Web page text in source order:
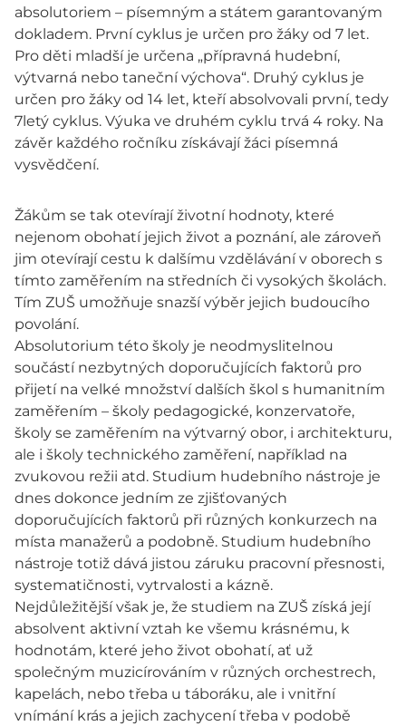
absolutoriem – písemným a státem garantovaným
dokladem. První cyklus je určen pro žáky od 7 let.
Pro děti mladší je určena „přípravná hudební,
výtvarná nebo taneční výchova“. Druhý cyklus je
určen pro žáky od 14 let, kteří absolvovali první, tedy
7letý cyklus. Výuka ve druhém cyklu trvá 4 roky. Na
závěr každého ročníku získávají žáci písemná
vysvědčení.
Žákům se tak otevírají životní hodnoty, které
nejenom obohatí jejich život a poznání, ale zároveň
jim otevírají cestu k dalšímu vzdělávání v oborech s
tímto zaměřením na středních či vysokých školách.
Tím ZUŠ umožňuje snazší výběr jejich budoucího
povolání.
Absolutorium této školy je neodmyslitelnou
součástí nezbytných doporučujících faktorů pro
přijetí na velké množství dalších škol s humanitním
zaměřením – školy pedagogické, konzervatoře,
školy se zaměřením na výtvarný obor, i architekturu,
ale i školy technického zaměření, například na
zvukovou režii atd. Studium hudebního nástroje je
dnes dokonce jedním ze zjišťovaných
doporučujících faktorů při různých konkurzech na
místa manažerů a podobně. Studium hudebního
nástroje totiž dává jistou záruku pracovní přesnosti,
systematičnosti, vytrvalosti a kázně.
Nejdůležitější však je, že studiem na ZUŠ získá její
absolvent aktivní vztah ke všemu krásnému, k
hodnotám, které jeho život obohatí, ať už
společným muzicírováním v různých orchestrech,
kapelách, nebo třeba u táboráku, ale i vnitřní
vnímání krás a jejich zachycení třeba v podobě